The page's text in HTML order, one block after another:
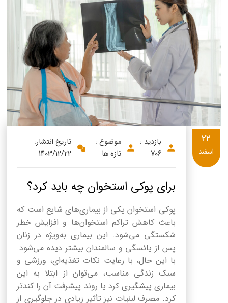
بازدید :
706
موضوع :
تازه ها
تاریخ انتشار:
1403/12/22
برای پوکی استخوان چه باید کرد؟
پوکی استخوان یکی از بیماری‌های شایع است که
باعث کاهش تراکم استخوان‌ها و افزایش خطر
شکستگی می‌شود. این بیماری به‌ویژه در زنان
پس از یائسگی و سالمندان بیشتر دیده می‌شود.
با این حال، با رعایت نکات تغذیه‌ای، ورزشی و
سبک زندگی مناسب، می‌توان از ابتلا به این
بیماری پیشگیری کرد یا روند پیشرفت آن را کندتر
کرد. مصرف لبنیات نیز تأثیر زیادی در جلوگیری از
22
اسفند